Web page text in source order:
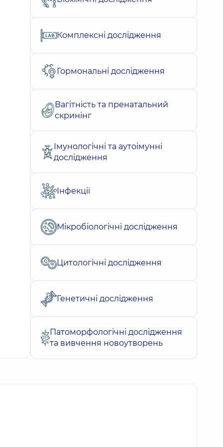
Комплексні дослідження
Гормональні дослідження
Вагітність та пренатальний
скринінг
Імунологічні та аутоімунні
дослідження
Інфекції
Мікробіологічні дослідження
Цитологічні дослідження
Генетичні дослідження
Патоморфологічні дослідження
та вивчення новоутворень